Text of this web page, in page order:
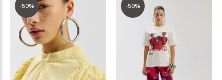
-50% -50%